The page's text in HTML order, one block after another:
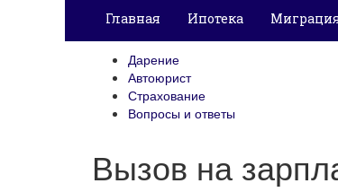
Главная Ипотека
Дарение
Автоюрист
Страхование
Вопросы и ответы
Вызов на